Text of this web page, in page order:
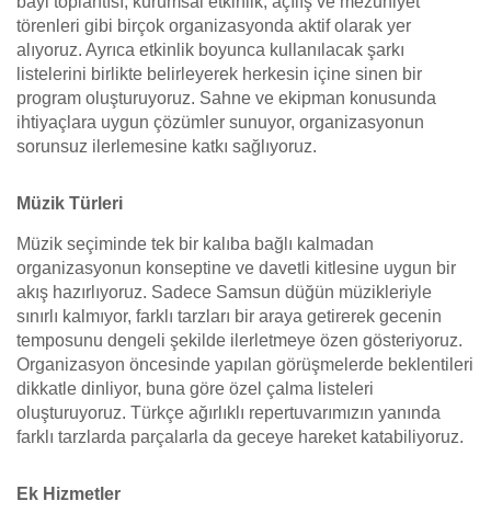
törenleri gibi birçok organizasyonda aktif olarak yer
alıyoruz. Ayrıca etkinlik boyunca kullanılacak şarkı
listelerini birlikte belirleyerek herkesin içine sinen bir
program oluşturuyoruz. Sahne ve ekipman konusunda
ihtiyaçlara uygun çözümler sunuyor, organizasyonun
sorunsuz ilerlemesine katkı sağlıyoruz.
Müzik Türleri
Müzik seçiminde tek bir kalıba bağlı kalmadan
organizasyonun konseptine ve davetli kitlesine uygun bir
akış hazırlıyoruz. Sadece Samsun düğün müzikleriyle
sınırlı kalmıyor, farklı tarzları bir araya getirerek gecenin
temposunu dengeli şekilde ilerletmeye özen gösteriyoruz.
Organizasyon öncesinde yapılan görüşmelerde beklentileri
dikkatle dinliyor, buna göre özel çalma listeleri
oluşturuyoruz. Türkçe ağırlıklı repertuvarımızın yanında
farklı tarzlarda parçalarla da geceye hareket katabiliyoruz.
Ek Hizmetler